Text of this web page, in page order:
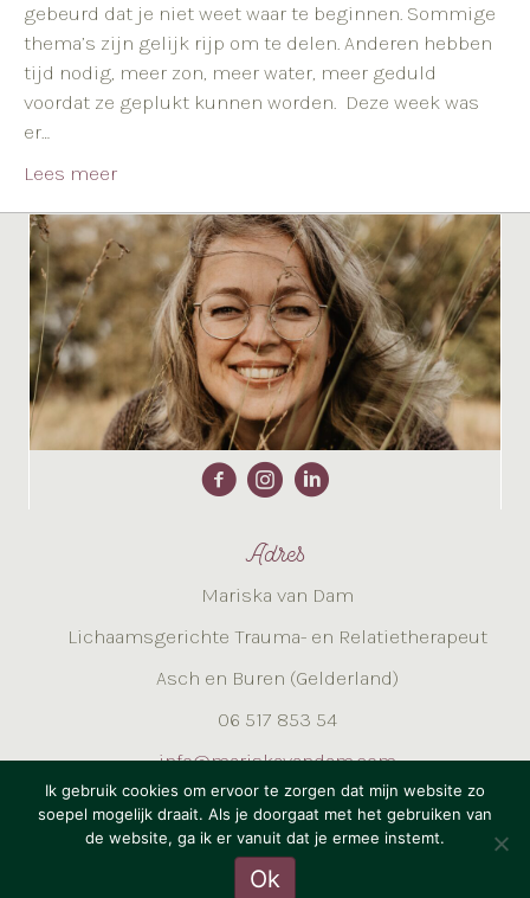
gebeurd dat je niet weet waar te beginnen. Sommige
thema’s zijn gelijk rijp om te delen. Anderen hebben
tijd nodig, meer zon, meer water, meer geduld
voordat ze geplukt kunnen worden. Deze week was
er…
Lees meer
Adres
Mariska van Dam
Lichaamsgerichte Trauma- en Relatietherapeut
Asch en Buren (Gelderland)
06 517 853 54
info@mariskavandam.com
© 2026 Mariska van Dam -Algemene voorwaarden-
Privacy- en Cookieverklaring
Ik gebruik cookies om ervoor te zorgen dat mijn website zo
soepel mogelijk draait. Als je doorgaat met het gebruiken van
de website, ga ik er vanuit dat je ermee instemt.
Ok